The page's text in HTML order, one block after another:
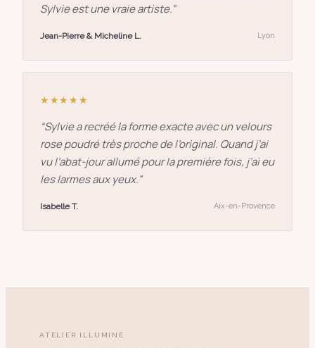
Sylvie est une vraie artiste.”
Jean-Pierre & Micheline L. Lyon
★★★★★
“Sylvie a recréé la forme exacte avec un velours
rose poudré très proche de l’original. Quand j’ai
vu l’abat-jour allumé pour la première fois, j’ai eu
les larmes aux yeux.”
Isabelle T. Aix-en-Provence
ATELIER ILLUMINE